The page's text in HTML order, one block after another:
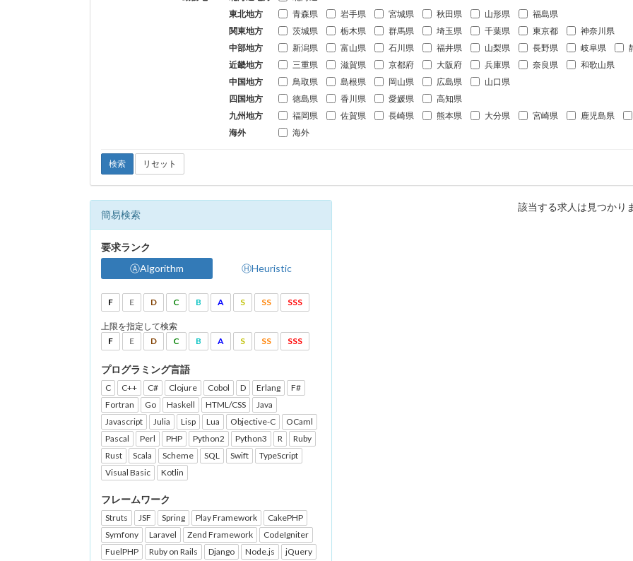
東北地方
青森県 岩手県 宮城県 秋田県 山形県
福島県
関東地方
茨城県 栃木県 群馬県 埼玉県 千葉県 東京都
神奈川県
中部地方
新潟県 富山県 石川県 福井県 山梨県 長野県 岐阜県
近畿地方
三重県 滋賀県 京都府 大阪府 兵庫県 奈良県
和歌山県
中国地方
鳥取県 島根県 岡山県 広島県
山口県
四国地方
徳島県 香川県 愛媛県
高知県
九州地方
福岡県 佐賀県 長崎県 熊本県 大分県 宮崎県 鹿児島県
海外
海外
検索 リセット
簡易検索
要求ランク
ⒶAlgorithm
ⒽHeuristic
F E D C B A S SS SSS
上限を指定して検索
F
E D C B A S SS SSS
プログラミング言語
C C++ C# Clojure Cobol D Erlang
F#
Fortran
Go Haskell HTML/CSS
Java
Javascript
Julia Lisp Lua Objective-C
OCaml
Pascal
Perl PHP Python2 Python3 R
Ruby
Rust
Scala Scheme SQL Swift
TypeScript
Visual Basic
Kotlin
フレームワーク
Struts JSF Spring Play Framework
CakePHP
Symfony
Laravel Zend Framework
CodeIgniter
FuelPHP
Ruby on Rails Django Node.js
jQuery
該当する求人は見つかり